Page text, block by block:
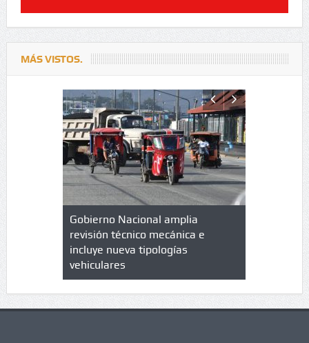
MÁS VISTOS.
de
Gobierno Nacional amplia
revisión técnico mecánica e
incluye nueva tipologías
vehiculares
cuáles